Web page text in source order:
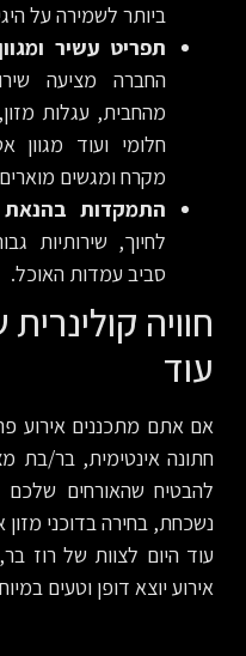
ביותר לשמירה על
תפריט עשיר
החברה מציעה
מהחבית, עגלות
חלומי ועוד מגוון
מקרח ומגשים
התמקדות
לחיוך, שירותיות
סביב עמדות האוכל.
חוויה
עוד
אם אתם מתכננים אירוע
חתונה אינטימית, בר/בת
להבטיח שהאורחים שלכם
נשכחת, בחירה בדוכני מזון
עוד היום לצוות של רוז
אירוע יוצא דופן וטעים